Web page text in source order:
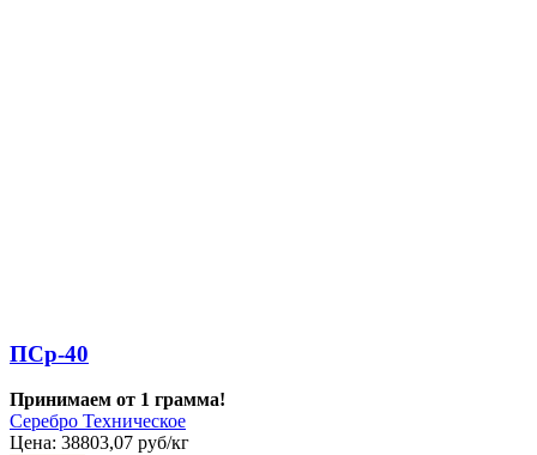
ПСр-40
Принимаем от 1 грамма!
Серебро Техническое
Цена: 38803,07 руб/кг